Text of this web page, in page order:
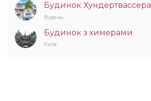
Будинок Хундертвассера
Відень
Будинок з химерами
Київ